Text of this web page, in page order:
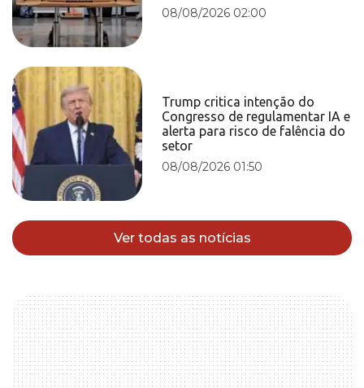
08/08/2026 02:00
Trump critica intenção do
Congresso de regulamentar IA e
alerta para risco de falência do
setor
08/08/2026 01:50
Ver todas as notícias